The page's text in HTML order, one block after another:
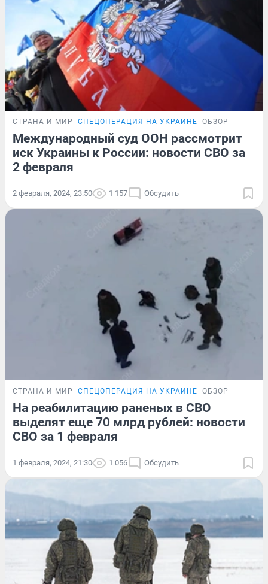
СТРАНА И МИР СПЕЦОПЕРАЦИЯ НА УКРАИНЕ ОБЗОР
Международный суд ООН рассмотрит
иск Украины к России: новости СВО за
2 февраля
2 февраля, 2024, 23:50 1 157 Обсудить
СТРАНА И МИР СПЕЦОПЕРАЦИЯ НА УКРАИНЕ ОБЗОР
На реабилитацию раненых в СВО
выделят еще 70 млрд рублей: новости
СВО за 1 февраля
1 февраля, 2024, 21:30 1 056 Обсудить